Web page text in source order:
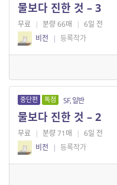
물보다 진한 것 – 3
무료 | 분량 66매 | 6일 전
비전
| 등록작가
중단편 독점 SF, 일반
물보다 진한 것 – 2
무료 | 분량 71매 | 6일 전
비전
| 등록작가